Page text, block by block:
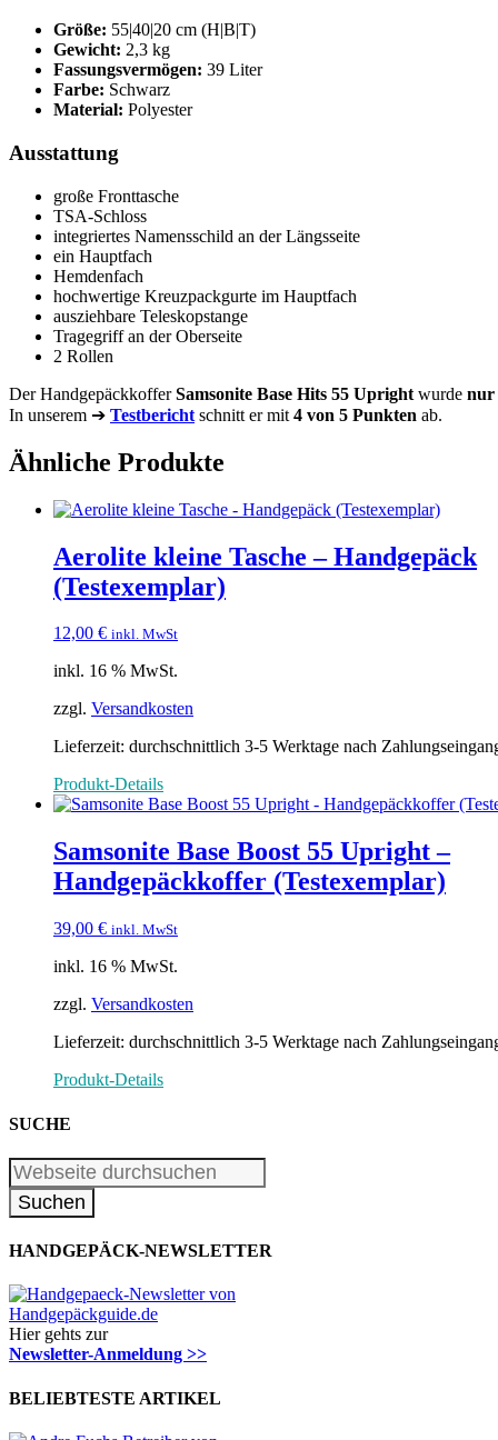
Größe: 55|40|20 cm (H|B|T)
Gewicht: 2,3 kg
Fassungsvermögen: 39 Liter
Farbe: Schwarz
Material: Polyester
Ausstattung
große Fronttasche
TSA-Schloss
integriertes Namensschild an der Längsseite
ein Hauptfach
Hemdenfach
hochwertige Kreuzpackgurte im Hauptfach
ausziehbare Teleskopstange
Tragegriff an der Oberseite
2 Rollen
Der HandgepäckkofferSamsonite Base Hits 55 Upright wurde nur
In unserem ➔ Testbericht schnitt er mit 4 von 5 Punkten ab.
Ähnliche Produkte
Aerolite kleine Tasche – Handgepäck
(Testexemplar)
12,00 € inkl. MwSt
inkl. 16 % MwSt.
zzgl. Versandkosten
Lieferzeit: durchschnittlich 3-5 Werktage nach
Produkt-Details
Samsonite Base Boost 55 Upright –
Handgepäckkoffer (Testexemplar)
39,00 € inkl. MwSt
inkl. 16 % MwSt.
zzgl. Versandkosten
Lieferzeit: durchschnittlich 3-5 Werktage nach
Produkt-Details
SUCHE
HANDGEPÄCK-NEWSLETTER
Hier gehts zur
Newsletter-Anmeldung >>
BELIEBTESTE ARTIKEL